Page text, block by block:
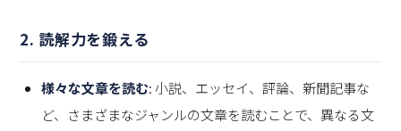
2. 読解力を鍛える
様々な文章を読む: 小説、エッセイ、評論、新聞記事な
ど、さまざまなジャンルの文章を読むことで、異なる文